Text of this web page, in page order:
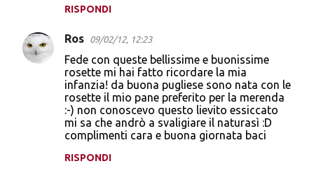
RISPONDI
Ros 09/02/12, 12:23
Fede con queste bellissime e buonissime
rosette mi hai fatto ricordare la mia
infanzia! da buona pugliese sono nata con le
rosette il mio pane preferito per la merenda
:-) non conoscevo questo lievito essiccato
mi sa che andrò a svaligiare il naturasì :D
complimenti cara e buona giornata baci
RISPONDI